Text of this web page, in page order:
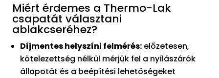
Miért érdemes a Thermo-Lak
csapatát választani
ablakcseréhez?
Díjmentes helyszíni felmérés: előzetesen,
kötelezettség nélkül mérjük fel a nyílászárók
állapotát és a beépítési lehetőségeket